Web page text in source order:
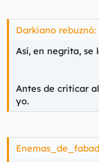
Hay toallitas de
del vidé, que son
menos
puedes
pene y luego el
que el resto de
que cohartar mi
Darkiano rebuznó:
Así, en negrita, se
Antes de criticar
yo.